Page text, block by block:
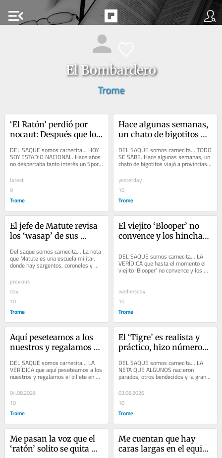
menu_open
El Bombardero
Trome
‘El Ratón’ perdió por
nocaut: Después que lo
quedó como mancazo
DEL SAQUE somos carnecita... HOY
SOY ESTADIO NACIONAL. Hace años
no despertaba tanto interés un Sport
Boys-Alianza Lima. La neta que
siempre lo he...
latest
9
Trome
Hace algunas semanas,
un chato de bigotitos
chamacos con talento
DEL SAQUE somos carnecita... TODO
SE SABE. Hace algunas semanas, un
chato de bigotitos viajó a provincias a
ver chamacos con talento y
condiciones....
yesterday
10
Trome
El jefe de Matute revisa
los ‘wasap’ de sus
Del saque somos carnecita... La neta
que Matute es una escuela militar,
donde hay sargentos, coroneles y
generales. El colombiano Jorge Luis
Pinto es...
previous
day
10
Trome
El viejito ‘Blooper’ no
convence y los hinchas
maletearlo
DEL SAQUE somos carnecita... LA
VERÍDICA que hasta el momento el
viejito ‘Blooper’ no convence y los
hinchas ya empezaron a maletearlo.
wednesday
10
Trome
Aquí peseteamos a los
nuestros y regalamos el
‘choclones’ y
extranjeros
DEL SAQUE somos carnecita... LA
VERÍDICA que aquí peseteamos a los
nuestros y regalamos el billete en
carretilla a ‘choclones’ y
extranjeros....
04.08.2026
10
Trome
El ‘Tigre’ es realista y
práctico, hizo números
las canchas
DEL SAQUE somos carnecita... LA
NETA QUE ALGUNOS nacieron
parados, otros bendecidos y la gran
mayoría tiene que lucharla día a día.
El ‘Tigre’...
03.08.2026
10
Trome
Me pasan la voz que el
‘ratón’ solito se quita
Me cuentan que hay
caras largas en el equipo